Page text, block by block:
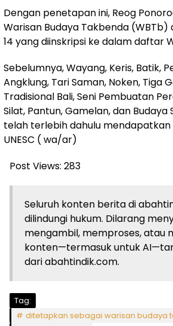
Dengan penetapan ini, Reog
Warisan Budaya Takbenda (WBTb)
14 yang diinskripsi ke dalam daftar
Sebelumnya, Wayang, Keris, Batik,
Angklung, Tari Saman, Noken, Tiga
Tradisional Bali, Seni Pembuatan
Silat, Pantun, Gamelan, dan Budaya
telah terlebih dahulu
UNESC ( wa/ar)
Post Views: 283
Seluruh konten berita di
dilindungi hukum. Dilarang
mengambil, memproses, atau
konten—termasuk untuk
dari abahtindik.com.
Tag:
ditetapkan sebagai warisan budaya